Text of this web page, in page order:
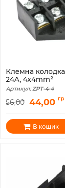
Клемна
24А, 4x4mm²
Артикул: ZPT-4-4
56,00 44,00
В кошик